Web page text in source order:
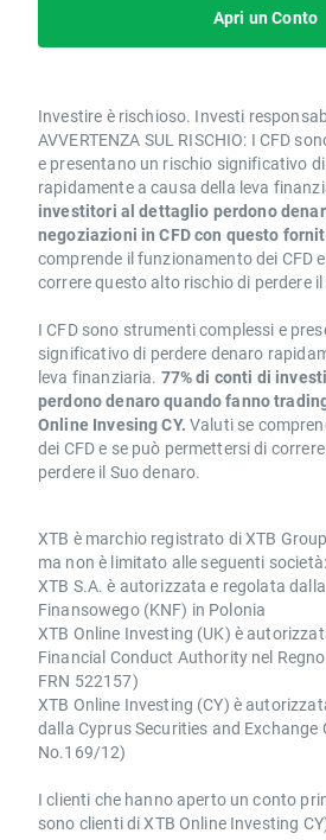
Apri un Conto
Investire è rischioso. Investi
AVVERTENZA SUL RISCHIO: I CFD
e presentano un rischio significativo
rapidamente a causa della leva
investitori al dettaglio perdono
negoziazioni in CFD con questo
comprende il funzionamento dei CFD
correre questo alto rischio di perdere
I CFD sono strumenti complessi e
significativo di perdere denaro
leva finanziaria. 77% di conti di
perdono denaro quando fanno
Online Invesing CY. Valuti se
dei CFD e se può permettersi di
perdere il Suo denaro.
XTB è marchio registrato di XTB
ma non è limitato alle seguenti società:
XTB S.A. è autorizzata e regolata
Finansowego (KNF) in Polonia
XTB Online Investing (UK) è
Financial Conduct Authority nel
FRN 522157)
XTB Online Investing (CY) è
dalla Cyprus Securities and
No.169/12)
I clienti che hanno aperto un conto
sono clienti di XTB Online Investing